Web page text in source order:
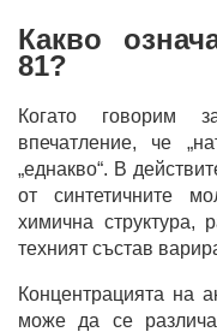
Какво
81?
Когато говорим
впечатление, че
„еднакво“. В
от синтетичните
химична структура,
техният състав
Концентрацията на
може да се